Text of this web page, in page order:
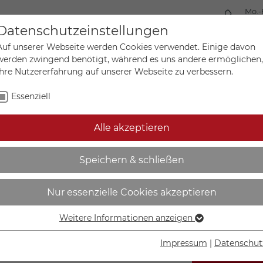
Mein
Sonderanfertigungen
1 x 6 mm
IN DEN
unserer Webseite werden Cookies verwendet. Einige davon
zwingend benötigt, während es uns andere ermöglichen,
Nutzererfahrung auf unserer Webseite zu verbessern.
Essenziell
Alle akzeptieren
Speichern & schließen
Nur essenzielle Cookies akzeptieren
Essenzielle Cookies werden für grundlegende Funktionen der
Weitere Informationen anzeigen
Impressum